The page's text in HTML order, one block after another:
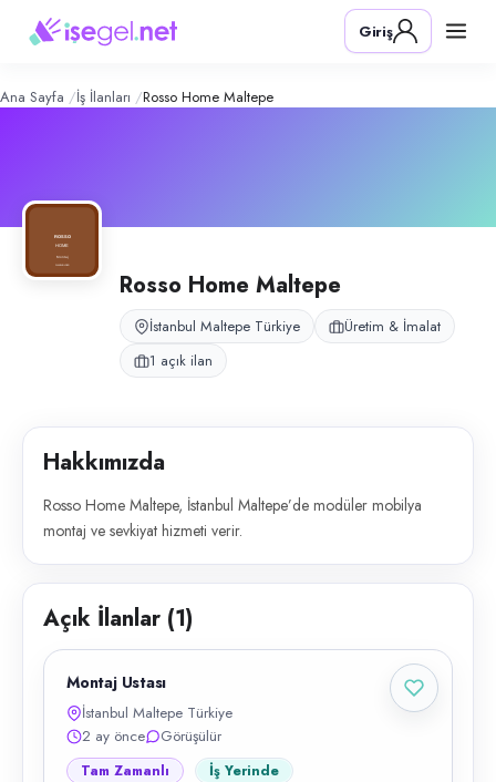
Home Maltepe – Şirket Profili
Konum:
Rosso Home Maltepe, İstanbul Maltepe’de modüler mobilya montaj
Giriş
Ana Sayfa İş İlanları Rosso Home Maltepe
Rosso Home Maltepe
İstanbul Maltepe Türkiye
Üretim & İmalat
1 açık ilan
Hakkımızda
Rosso Home Maltepe, İstanbul Maltepe’de modüler mobilya
montaj ve sevkiyat hizmeti verir.
Açık İlanlar (1)
Montaj Ustası
İstanbul Maltepe Türkiye
2 ay önce
Görüşülür
Tam Zamanlı İş Yerinde